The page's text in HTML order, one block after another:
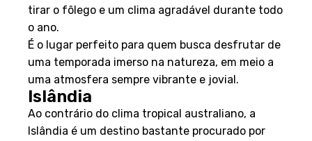
tirar o fôlego e um clima agradável durante todo
o ano.
É o lugar perfeito para quem busca desfrutar de
uma temporada imerso na natureza, em meio a
uma atmosfera sempre vibrante e jovial.
Islândia
Ao contrário do clima tropical australiano, a
Islândia é um destino bastante procurado por